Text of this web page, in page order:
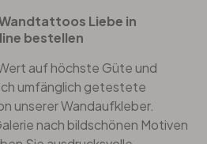
Liebe in
bestellen
auf höchste Güte und
umfänglich getestete
unserer Wandaufkleber.
nach bildschönen Motiven